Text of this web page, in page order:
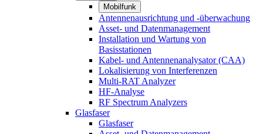
Mobilfunk
Antennenausrichtung und -überwachung
Asset- und Datenmanagement
Installation und Wartung von
Basisstationen
Kabel- und Antennenanalysator (CAA)
Lokalisierung von Interferenzen
Multi-RAT Analyzer
HF-Analyse
RF Spectrum Analyzers
Glasfaser
Glasfaser